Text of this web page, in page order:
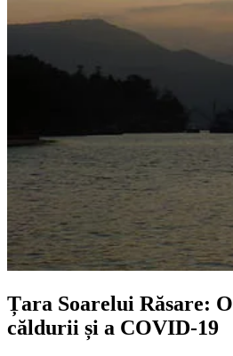
Țara Soarelui Răsare:
căldurii și a COVID-19